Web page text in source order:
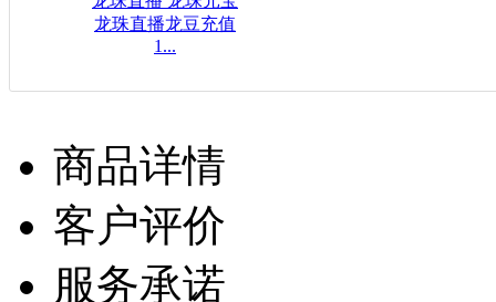
龙珠直播龙豆充值
1...
商品详情
客户评价
服务承诺